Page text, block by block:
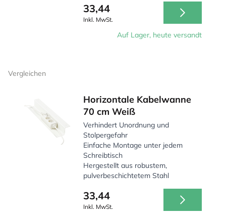
33,44
Inkl. MwSt.
Auf Lager, heute versandt
Vergleichen
Horizontale Kabelwanne
70 cm Weiß
Verhindert Unordnung und
Stolpergefahr
Einfache Montage unter jedem
Schreibtisch
Hergestellt aus robustem,
pulverbeschichtetem Stahl
33,44
Inkl. MwSt.